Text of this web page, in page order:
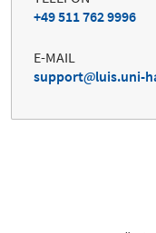
+49 511 762 9996
E-MAIL
support
luis.uni-